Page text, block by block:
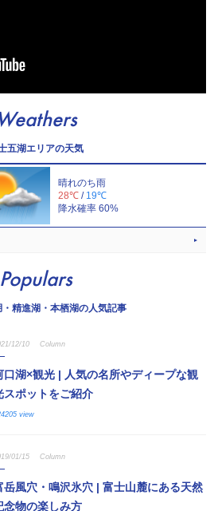
五湖エリアの天気
晴れのち雨
28℃ / 19℃
降水確率 60%
Populars
精進湖・本栖湖の人気記事
12/10 Column
口湖×観光 | 人気の名所やディープな観
スポットをご紹介
view
01/15 Column
岳風穴・鳴沢氷穴 | 富士山麓にある天然
念物の楽しみ方